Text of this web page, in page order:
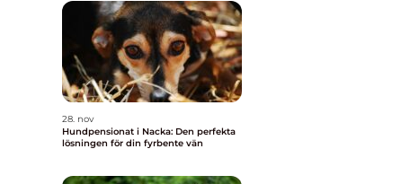
28. nov
Hundpensionat i Nacka: Den perfekta
lösningen för din fyrbente vän